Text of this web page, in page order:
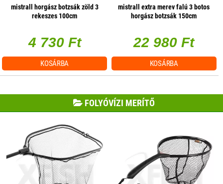
mistrall horgász botzsák zöld 3
rekeszes 100cm
4 730 Ft
KOSÁRBA
mistrall extra merev falú 3 botos
horgász botzsák 150cm
22 980 Ft
KOSÁRBA
FOLYÓVÍZI MERÍTŐ